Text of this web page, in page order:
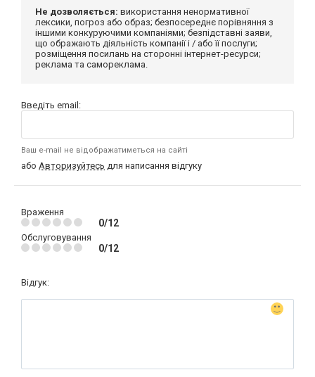
Не дозволяється: використання ненормативної
лексики, погроз або образ; безпосереднє порівняння з
іншими конкуруючими компаніями; безпідставні заяви,
що ображають діяльність компанії і / або її послуги;
розміщення посилань на сторонні інтернет-ресурси;
реклама та самореклама.
Введіть email:
Ваш e-mail не відображатиметься на сайті
або Авторизуйтесь для написання відгуку
Враження
0/12
Обслуговування
0/12
Відгук: